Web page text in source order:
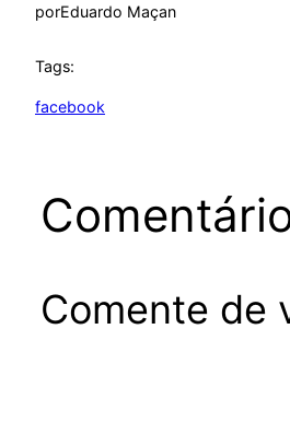
porEduardo Maçan
Tags:
facebook
Comente de